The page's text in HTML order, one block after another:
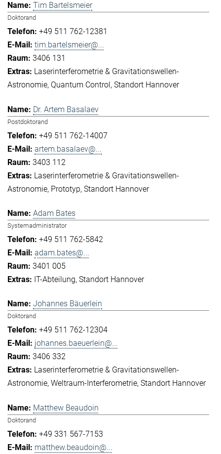
Tim Bartelsmeier
Doktorand
+49 511 762-12381
tim.bartelsmeier@...
3406 131
Laserinterferometrie & Gravitationswellen-
Astronomie Quantum Control Standort Hannover
Dr. Artem Basalaev
Postdoktorand
+49 511 762-14007
artem.basalaev@...
3403 112
Laserinterferometrie & Gravitationswellen-
Astronomie Prototyp Standort Hannover
Adam Bates
Systemadministrator
+49 511 762-5842
adam.bates@...
3401 005
IT-Abteilung Standort Hannover
Johannes Bäuerlein
Doktorand
+49 511 762-12304
johannes.baeuerlein@...
3406 332
Laserinterferometrie & Gravitationswellen-
Astronomie Weltraum-Interferometrie Standort Hannover
Matthew Beaudoin
Doktorand
+49 331 567-7153
matthew.beaudoin@...